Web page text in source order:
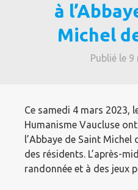
à
Michel
Publié le
Ce samedi 4 mars 2023,
Humanisme Vaucluse
l’Abbaye de Saint
des résidents. L’après-
randonnée et à des jeux